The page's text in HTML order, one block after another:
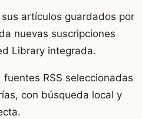
sus artículos guardados por
nuevas suscripciones
Library integrada.
RSS seleccionadas
con búsqueda local y